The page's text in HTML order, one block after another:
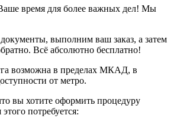
время для более важных дел! Мы
выполним ваш заказ, а затем
Всё абсолютно бесплатно!
возможна в пределах МКАД, в
от метро.
вы хотите оформить процедуру
потребуется: